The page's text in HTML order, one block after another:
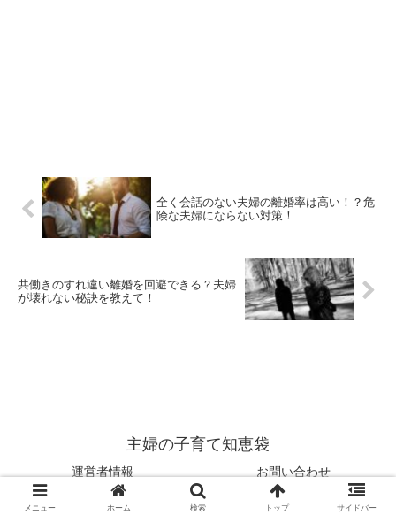
全く会話のない夫婦の離婚率は高い！？危
険な夫婦にならない対策！
共働きのすれ違い離婚を回避できる？夫婦
が壊れない秘訣を教えて！
主婦の子育て知恵袋
運営者情報 お問い合わせ
© 2018 主婦の子育て知恵袋.
メニュー ホーム 検索 トップ サイドバー